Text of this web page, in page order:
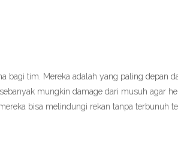
bagi tim. Mereka adalah yang paling depan
mungkin damage dari musuh agar
bisa melindungi rekan tanpa terbunuh